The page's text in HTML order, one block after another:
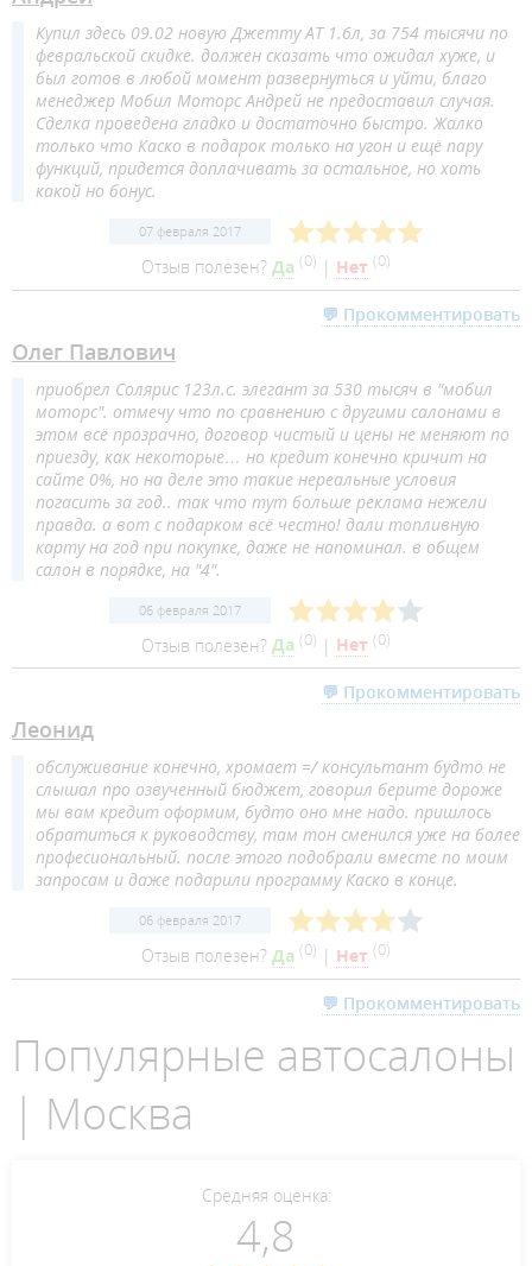
Купил здесь 09.02 новую Джетту АТ 1.6л, за 754 тысячи по
февральской скидке. должен сказать что ожидал хуже, и
был готов в любой момент развернуться и уйти, благо
менеджер Мобил Моторс Андрей не предоставил случая.
Сделка проведена гладко и достаточно быстро. Жалко
только что Каско в подарок только на угон и ещё пару
функций, придется доплачивать за остальное, но хоть
какой но бонус.
07 февраля 2017
Отзыв полезен? Да (0) | Нет (0)
💬 Прокомментировать
Олег Павлович
приобрел Солярис 123л.с. элегант за 530 тысяч в "мобил
моторс". отмечу что по сравнению с другими салонами в
этом всё прозрачно, договор чистый и цены не меняют по
приезду, как некоторые… но кредит конечно кричит на
сайте 0%, но на деле это такие нереальные условия
погасить за год.. так что тут больше реклама нежели
правда. а вот с подарком всё честно! дали топливную
карту на год при покупке, даже не напоминал. в общем
салон в порядке, на "4".
06 февраля 2017
Отзыв полезен? Да (0) | Нет (0)
💬 Прокомментировать
Леонид
обслуживание конечно, хромает =/ консультант будто не
слышал про озвученный бюджет, говорил берите дороже
мы вам кредит оформим, будто оно мне надо. пришлось
обратиться к руководству, там тон сменился уже на более
професиональный. после этого подобрали вместе по моим
запросам и даже подарили программу Каско в конце.
06 февраля 2017
Отзыв полезен? Да (0) | Нет (0)
💬 Прокомментировать
Популярные автосалоны
| Москва
Средняя оценка:
4,8